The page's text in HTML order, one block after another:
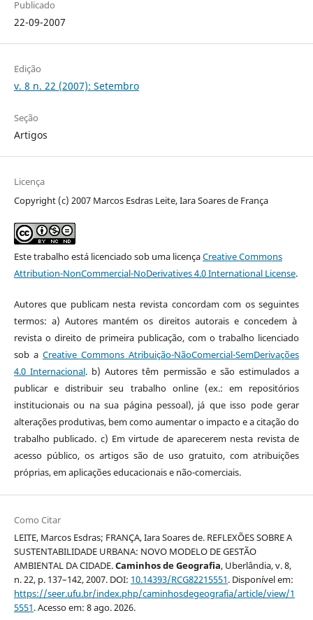
Publicado
22-09-2007
Edição
v. 8 n. 22 (2007): Setembro
Seção
Artigos
Licença
Copyright (c) 2007 Marcos Esdras Leite, Iara Soares de França
Este trabalho está licenciado sob uma licençaCreative Commons
Attribution-NonCommercial-NoDerivatives 4.0 International License.
Autores que publicam nesta revista concordam com os seguintes
termos: a) Autores mantém os direitos autorais e concedem à
revista o direito de primeira publicação, com o trabalho licenciado
sob a Creative Commons Atribuição-NãoComercial-SemDerivações
4.0 Internacional. b) Autores têm permissão e são estimulados a
publicar e distribuir seu trabalho online (ex.: em repositórios
institucionais ou na sua página pessoal), já que isso pode gerar
alterações produtivas, bem como aumentar o impacto e a citação do
trabalho publicado. c) Em virtude de aparecerem nesta revista de
acesso público, os artigos são de uso gratuito, com atribuições
próprias, em aplicações educacionais e não-comerciais.
Como Citar
LEITE, Marcos Esdras; FRANÇA, Iara Soares de. REFLEXÕES SOBRE A
SUSTENTABILIDADE URBANA: NOVO MODELO DE GESTÃO
AMBIENTAL DA CIDADE.Caminhos de Geografia, Uberlândia, v. 8,
n. 22, p. 137–142, 2007. DOI: 10.14393/RCG82215551. Disponível em:
https://seer.ufu.br/index.php/caminhosdegeografia/article/view/1
5551. Acesso em: 8 ago. 2026.